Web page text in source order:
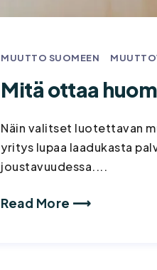
MUUTTO SUOMEEN
Mitä ottaa
Näin valitset luotettavan
yritys lupaa laadukasta
joustavuudessa....
Read More ⟶